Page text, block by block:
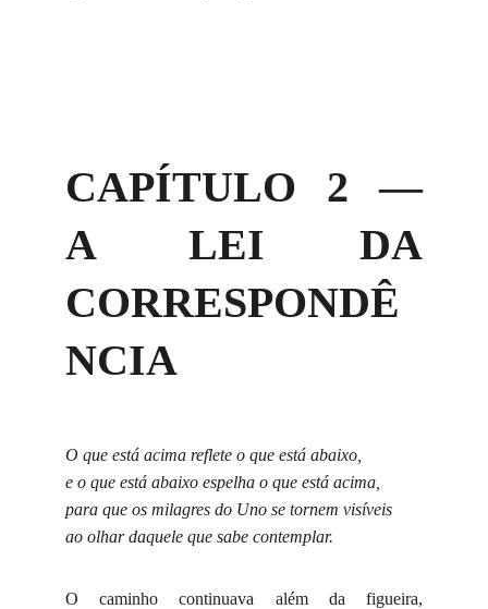
CAPÍTULO 2 —
A LEI DA
CORRESPONDÊ
NCIA
O que está acima reflete o que está abaixo,
e o que está abaixo espelha o que está acima,
para que os milagres do Uno se tornem visíveis
ao olhar daquele que sabe contemplar.
O caminho continuava além da figueira,